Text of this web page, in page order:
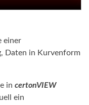
einer
Daten in Kurvenform
in certonVIEW
ein